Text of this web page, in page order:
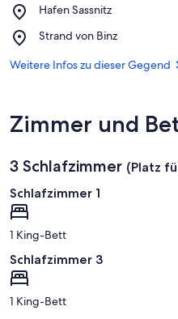
von
Hafen Sassnitz
Place,
Sassnitz
Strand von Binz
Place,
von
Weitere Infos zu dieser Gegend
Zimmer und
3 Schlafzimmer (Platz
Schlafzimmer 1
1 King-Bett
Schlafzimmer 3
1 King-Bett